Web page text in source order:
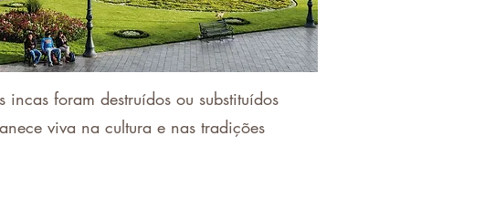
foram destruídos ou substituídos
viva na cultura e nas tradições